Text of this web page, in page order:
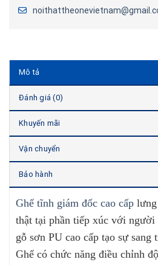
Mô tả
Đánh giá (0)
Khuyến mãi
Vận chuyển
Bảo hành
Ghế tĩnh giám đốc cao cấp lưng
thật tại phần tiếp xúc với người
gỗ sơn PU cao cấp tạo sự sang
Ghế có chức năng điều chỉnh